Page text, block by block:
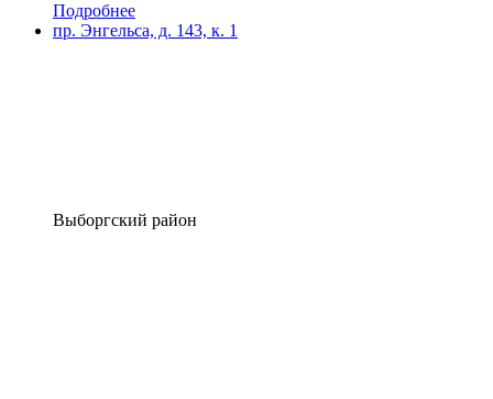
Подробнее
пр. Энгельса, д. 143, к. 1
Выборгский район